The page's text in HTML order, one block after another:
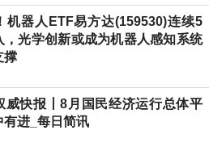
机器人ETF易方达(159530)连续5
，光学创新或成为机器人感知系统
撑
威快报丨8月国民经济运行总体平
有进_每日简讯